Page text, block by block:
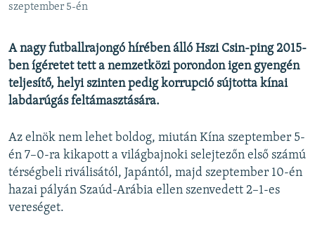
KÖVESSEN MINKET!
Valamennyi RFE/RL weboldal
szeptember 5-én
A nagy futballrajongó hírében álló Hszi Csin-ping 2015-
ben ígéretet tett a nemzetközi porondon igen gyengén
teljesítő, helyi szinten pedig korrupció sújtotta kínai
labdarúgás feltámasztására.
Az elnök nem lehet boldog, miután Kína szeptember 5-
én 7–0-ra kikapott a világbajnoki selejtezőn első számú
térségbeli riválisától, Japántól, majd szeptember 10-én
hazai pályán Szaúd-Arábia ellen szenvedett 2–1-es
vereséget.